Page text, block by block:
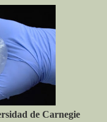
de Carnegie